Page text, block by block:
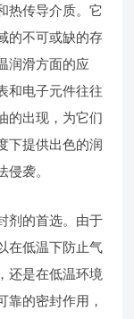
热传导介质。它
的不可或缺的存
润滑方面的应
和电子元件往往
的出现，为它们
下提供出色的润
袭。
剂的首选。由于
在低温下防止气
还是在低温环境
靠的密封作用，